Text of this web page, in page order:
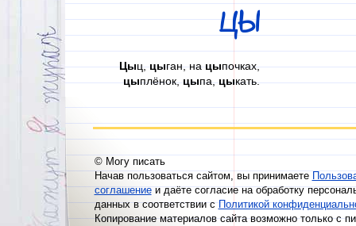
ЦЫ
Цыц,цыган, нацыпочках,
цыплёнок,цыпа,цыкать.
© Могу писать
Начав пользоваться сайтом, вы принимаете
соглашениеи даёте согласие на обработку
данных в соответствии сПолитикой
Копирование материалов сайта возможно только с